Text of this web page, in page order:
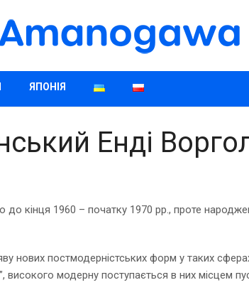
ЯПОНІЯ
Енді
кінця 1960 – початку 1970 рр., проте
постмодерністських форм у таких
високого модерну поступається в них місцем